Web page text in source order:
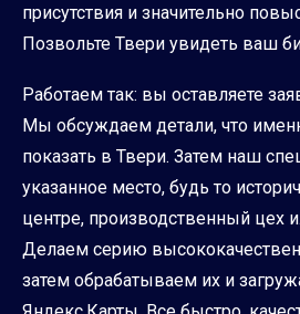
присутствия и значительно
Позвольте Твери увидеть ваш
Работаем так: вы оставляете
Мы обсуждаем детали, что
показать в Твери. Затем наш
указанное место, будь то
центре, производственный цех
Делаем серию
затем обрабатываем их и